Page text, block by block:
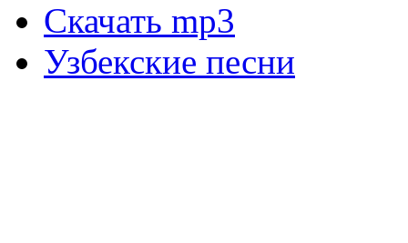
Скачать mp3
Узбекские песни